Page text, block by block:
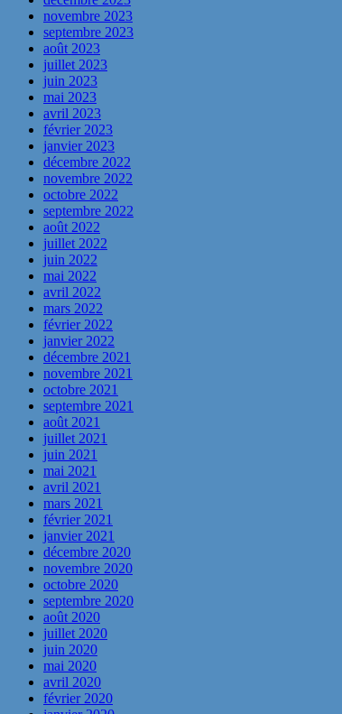
novembre 2023
septembre 2023
août 2023
juillet 2023
juin 2023
mai 2023
avril 2023
février 2023
janvier 2023
décembre 2022
novembre 2022
octobre 2022
septembre 2022
août 2022
juillet 2022
juin 2022
mai 2022
avril 2022
mars 2022
février 2022
janvier 2022
décembre 2021
novembre 2021
octobre 2021
septembre 2021
août 2021
juillet 2021
juin 2021
mai 2021
avril 2021
mars 2021
février 2021
janvier 2021
décembre 2020
novembre 2020
octobre 2020
septembre 2020
août 2020
juillet 2020
juin 2020
mai 2020
avril 2020
février 2020